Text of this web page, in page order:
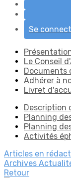
Se
Le Conseil
Documents
Adhérer à
Livret
Description
Planning
Planning
Activités
Articles en
Archives
Retour